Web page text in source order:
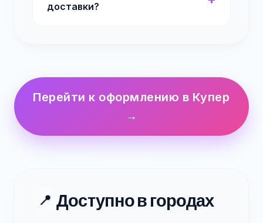
доставки?
Перейти к оформлению в Купер
→
📍 Доступно в городах